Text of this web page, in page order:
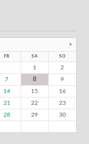
>
FR SA SO
1
2
7 8
9
14 15
16
21 22
23
28 29
30